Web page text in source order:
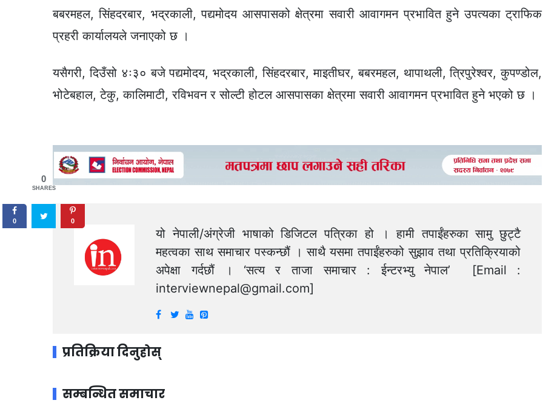
बबरमहल, सिंहदरबार, भद्रकाली, पद्यमोदय आसपासको क्षेत्रमा सवारी आवागमन प्रभावित हुने उपत्यका ट्राफिक
प्रहरी कार्यालयले जनाएको छ ।
यसैगरी, दिउँसो ४ः३० बजे पद्यमोदय, भद्रकाली, सिंहदरबार, माइतीघर, बबरमहल, थापाथली, त्रिपुरेश्वर, कुपण्डोल,
भोटेबहाल, टेकु, कालिमाटी, रविभवन र सोल्टी होटल आसपासका क्षेत्रमा सवारी आवागमन प्रभावित हुने भएको छ ।
यो नेपाली/अंग्रेजी भाषाको डिजिटल पत्रिका हो । हामी तपाईंहरुका सामु छुट्टै
महत्वका साथ समाचार पस्कन्छौं । साथै यसमा तपाईंहरुको सुझाव तथा प्रतिक्रियाको
अपेक्षा गर्दछौं । ‘सत्य र ताजा समाचार : ईन्टरभ्यु नेपाल’ [Email :
interviewnepal@gmail.com]
प्रतिक्रिया दिनुहोस्
सम्बन्धित समाचार
0
SHARES
0 0